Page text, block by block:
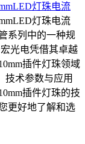
灯珠电流
灯珠电流
系列中的一种规
光电凭借其卓越
插件灯珠领域
技术参数与应用
插件灯珠的技
更好地了解和选